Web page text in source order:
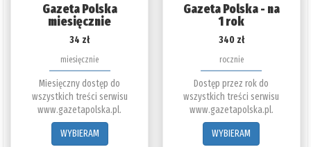
Gazeta Polska
miesięcznie
34 zł
miesięcznie
Miesięczny dostęp do
wszystkich treści serwisu
www.gazetapolska.pl.
WYBIERAM
Gazeta Polska - na
1 rok
340 zł
rocznie
Dostęp przez rok do
wszystkich treści serwisu
www.gazetapolska.pl.
WYBIERAM